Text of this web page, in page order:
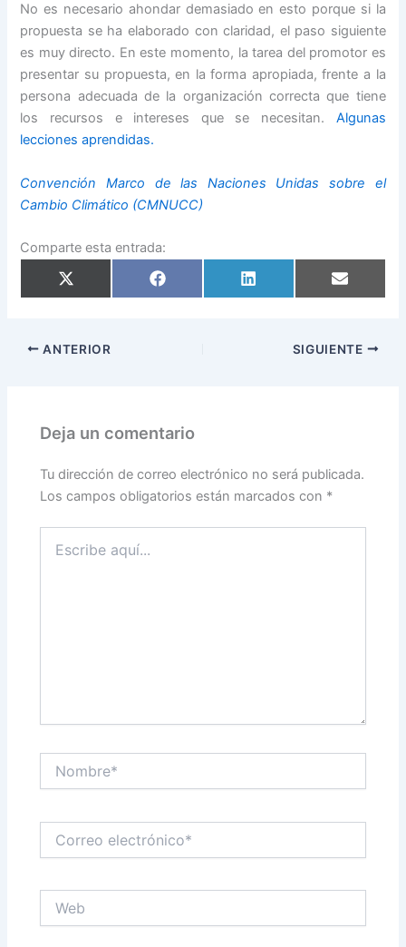
No es necesario ahondar demasiado en esto porque si la
propuesta se ha elaborado con claridad, el paso siguiente
es muy directo. En este momento, la tarea del promotor es
presentar su propuesta, en la forma apropiada, frente a la
persona adecuada de la organización correcta que tiene
los recursos e intereses que se necesitan. Algunas
lecciones aprendidas.
Convención Marco de las Naciones Unidas sobre el
Cambio Climático (CMNUCC)
Comparte esta entrada:
Compartir
en
Compartir
en
Compartir
en
Compartir
en
ANTERIOR SIGUIENTE
Deja un comentario
Tu dirección de correo electrónico no será publicada.
Los campos obligatorios están marcados con *
aquí...
electrónico*